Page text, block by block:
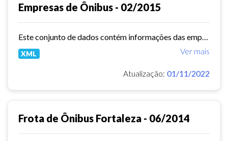
Empresas de Ônibus - 02/2015
Ver mais
XML
Atualização: 01/11/2022
Frota de Ônibus Fortaleza - 06/2014